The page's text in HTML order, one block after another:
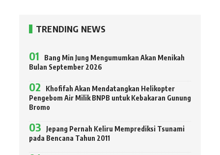
TRENDING NEWS
Bang Min Jung Mengumumkan Akan Menikah
Bulan September 2026
Khofifah Akan Mendatangkan Helikopter
Pengebom Air Milik BNPB untuk Kebakaran Gunung
Bromo
Jepang Pernah Keliru Memprediksi Tsunami
pada Bencana Tahun 2011